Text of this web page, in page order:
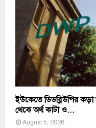
ইউকেতে ডিডব্লিউপির
থেকে অর্থ কাটা ও...
August 5, 2026